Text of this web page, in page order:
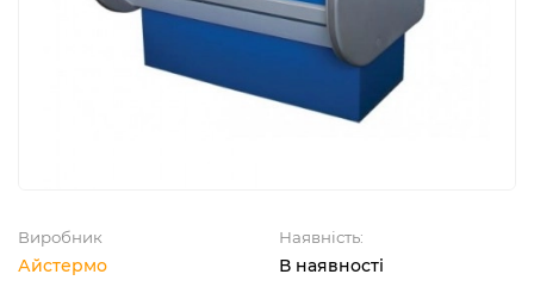
Виробник
Айстермо
Наявність:
В наявності